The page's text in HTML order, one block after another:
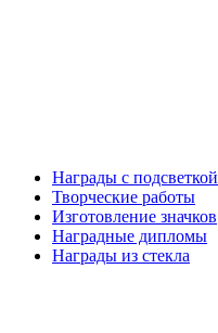
Награды с подсветкой
Творческие работы
Изготовление значков
Наградные дипломы
Награды из стекла